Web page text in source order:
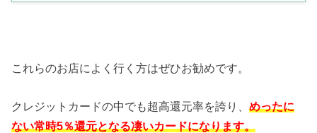
これらのお店によく行く方はぜひお勧めです。
クレジットカードの中でも超高還元率を誇り、めったに
ない常時5％還元となる凄いカードになります。